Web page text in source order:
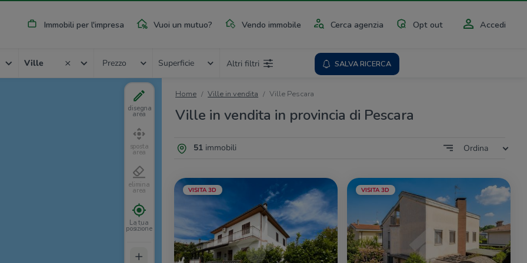
Immobili per l'impresa Vuoi un mutuo? Vendo immobile Cerca agenzia Opt out Accedi
Ville Prezzo Superficie Altri filtri SALVA RICERCA
Home Ville in vendita Ville Pescara
Ville in vendita in provincia di Pescara
51immobili Ordina
VISITA 3D VISITA 3D
disegna
area
sposta
area
elimina
area
La tua
posizione
+